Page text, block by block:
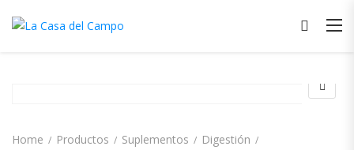
Home Productos Suplementos
Digestión